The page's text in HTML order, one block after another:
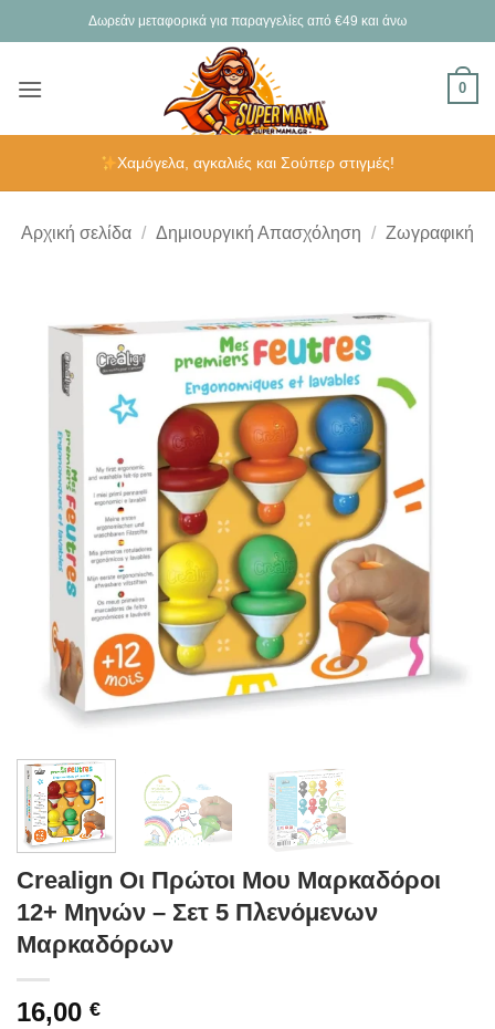
στο
Δωρεάν μεταφορικά για παραγγελίες από €49 και άνω
0
Χαμόγελα, αγκαλιές και Σούπερ στιγμές!
Αρχική σελίδα / Δημιουργική Απασχόληση / Ζωγραφική
Crealign Οι Πρώτοι Μου Μαρκαδόροι
12+ Μηνών – Σετ 5 Πλενόμενων
Μαρκαδόρων
16,00 €